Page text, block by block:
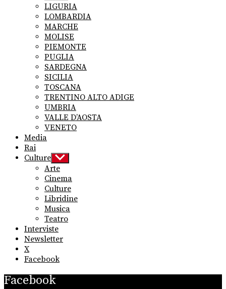
LIGURIA
LOMBARDIA
MARCHE
MOLISE
PIEMONTE
PUGLIA
SARDEGNA
SICILIA
TOSCANA
TRENTINO ALTO ADIGE
UMBRIA
VALLE D’AOSTA
VENETO
Media
Rai
Culture Show
sub
menu
Arte
Cinema
Culture
Libridine
Musica
Teatro
Interviste
Newsletter
X
Facebook
Facebook